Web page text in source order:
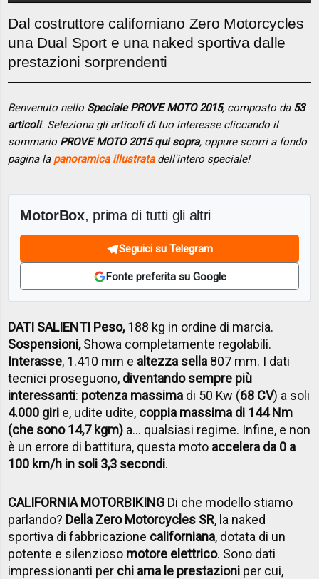
Dal costruttore californiano Zero Motorcycles
una Dual Sport e una naked sportiva dalle
prestazioni sorprendenti
Benvenuto nello Speciale PROVE MOTO 2015, composto da 53
articoli. Seleziona gli articoli di tuo interesse cliccando il
sommario PROVE MOTO 2015 qui sopra, oppure scorri a fondo
pagina la panoramica illustratadell'intero speciale!
MotorBox, prima di tutti gli altri
Seguici su Telegram
Fonte preferita su Google
DATI SALIENTI Peso,188 kg in ordine di marcia.
Sospensioni,Showa completamente regolabili.
Interasse, 1.410 mm e altezza sella 807 mm. I dati
tecnici proseguono, diventando sempre più
interessanti: potenza massima di 50 Kw (68 CV) a soli
4.000 giri e, udite udite, coppia massima di 144 Nm
(che sono 14,7 kgm) a… qualsiasi regime. Infine, e non
è un errore di battitura, questa moto accelera da 0 a
100 km/h in soli 3,3 secondi.
CALIFORNIA MOTORBIKING Di che modello stiamo
parlando? Della Zero Motorcycles SR, la naked
sportiva di fabbricazione californiana, dotata di un
potente e silenzioso motore elettrico. Sono dati
impressionanti per chi ama le prestazioni per cui,